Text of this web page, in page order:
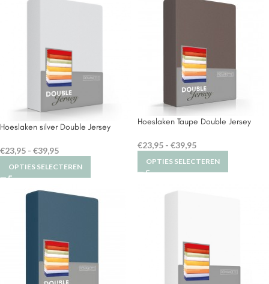
Hoeslaken silver Double Jersey
€23,95 - €39,95
OPTIES SELECTEREN
Hoeslaken Taupe Double Jersey
€23,95 - €39,95
OPTIES SELECTEREN